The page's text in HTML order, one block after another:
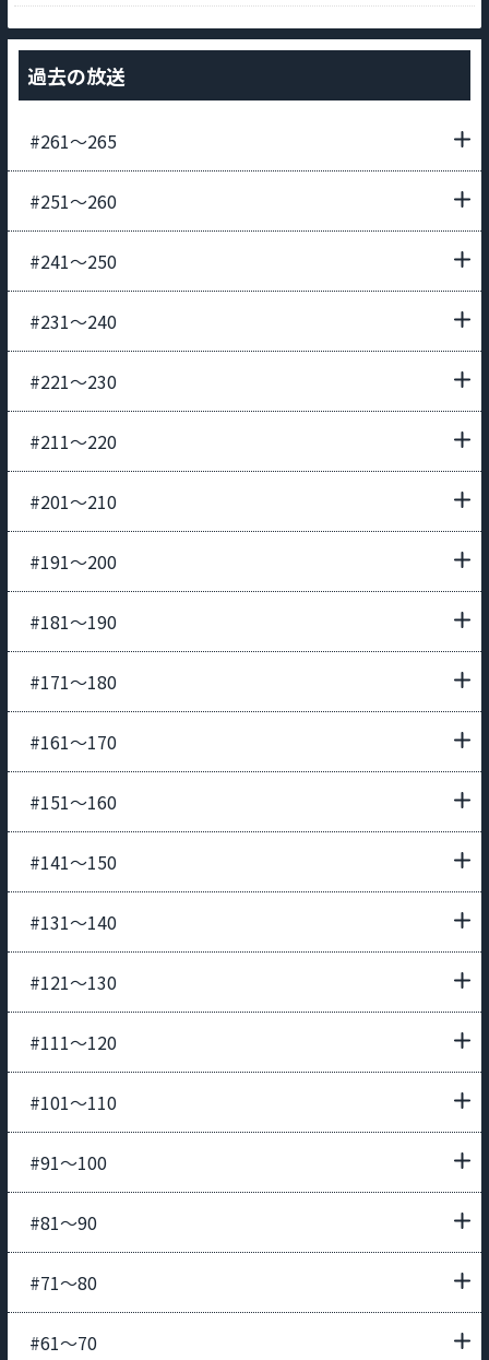
過去の放送
#261〜265
#251〜260
#241〜250
#231〜240
#221〜230
#211〜220
#201〜210
#191〜200
#181〜190
#171〜180
#161〜170
#151〜160
#141〜150
#131〜140
#121〜130
#111〜120
#101〜110
#91〜100
#81〜90
#71〜80
#61〜70